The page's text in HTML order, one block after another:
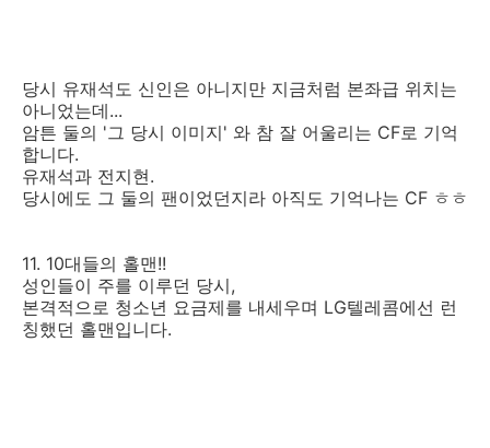
당시 유재석도 신인은 아니지만 지금처럼 본좌급 위치는
아니었는데...
암튼 둘의 '그 당시 이미지' 와 참 잘 어울리는 CF로 기억
합니다.
유재석과 전지현.
당시에도 그 둘의 팬이었던지라 아직도 기억나는 CF ㅎㅎ
11. 10대들의 홀맨!!
성인들이 주를 이루던 당시,
본격적으로 청소년 요금제를 내세우며 LG텔레콤에선 런
칭했던 홀맨입니다.